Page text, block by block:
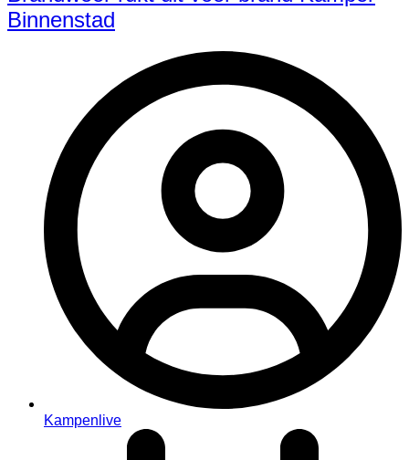
Binnenstad
Kampenlive